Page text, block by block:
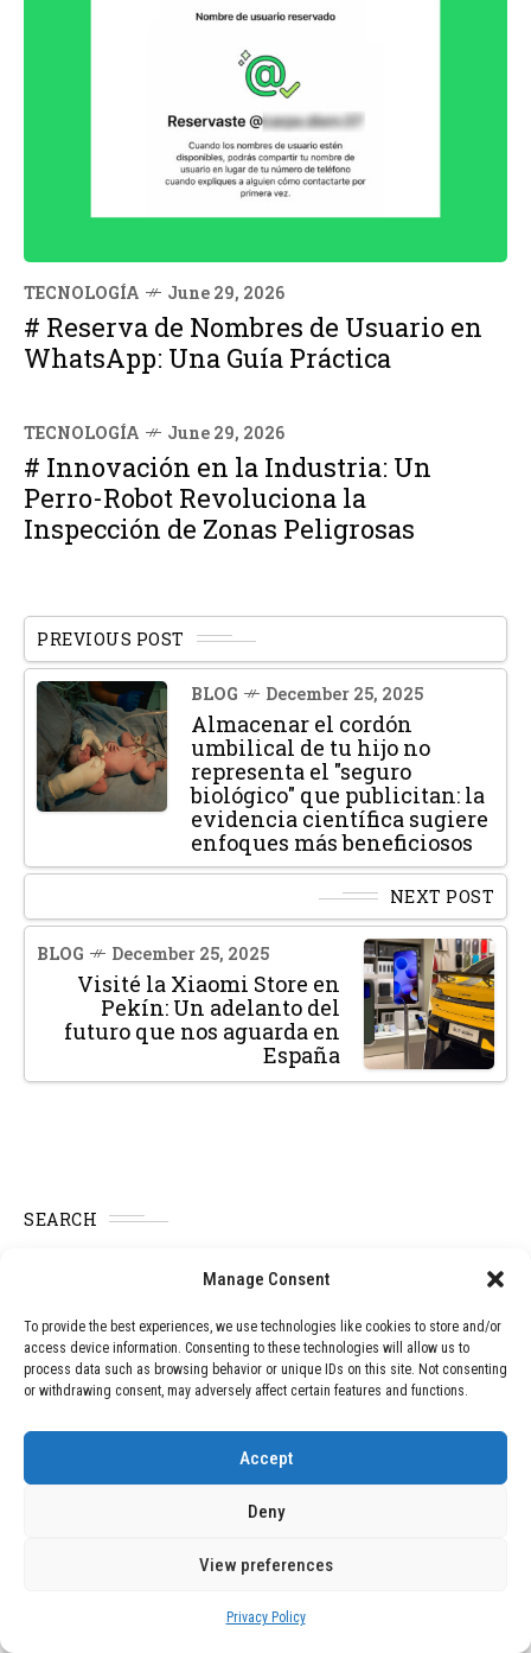
Manage Consent
To provide the best experiences, we use technologies like cookies to store and/or
access device information. Consenting to these technologies will allow us to
process data such as browsing behavior or unique IDs on this site. Not consenting
or withdrawing consent, may adversely affect certain features and functions.
Accept
Deny
View preferences
Privacy Policy
TECNOLOGÍA June 29, 2026
# Reserva de Nombres de Usuario en
WhatsApp: Una Guía Práctica
TECNOLOGÍA June 29, 2026
# Innovación en la Industria: Un
Perro-Robot Revoluciona la
Inspección de Zonas Peligrosas
PREVIOUS POST
BLOG December 25, 2025
Almacenar el cordón
umbilical de tu hijo no
representa el "seguro
biológico" que publicitan: la
evidencia científica sugiere
enfoques más beneficiosos
NEXT POST
BLOG December 25, 2025
Visité la Xiaomi Store en
Pekín: Un adelanto del
futuro que nos aguarda en
España
SEARCH
RECENT POSTS
El Papa Invita a los Jóvenes a Imitar la
“Radicalidad Evangélica” de San Francisco
Obispo de Palm Beach Expresa Gratitud por
Ayuda a Venezuela y Destaca Importancia de
La Visita del Cardenal Parolin a Guatemala: